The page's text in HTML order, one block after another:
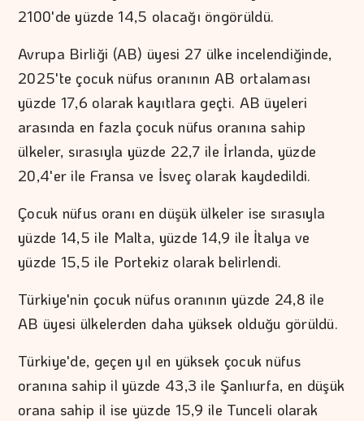
2100'de yüzde 14,5 olacağı öngörüldü.
Avrupa Birliği (AB) üyesi 27 ülke incelendiğinde,
2025'te çocuk nüfus oranının AB ortalaması
yüzde 17,6 olarak kayıtlara geçti. AB üyeleri
arasında en fazla çocuk nüfus oranına sahip
ülkeler, sırasıyla yüzde 22,7 ile İrlanda, yüzde
20,4'er ile Fransa ve İsveç olarak kaydedildi.
Çocuk nüfus oranı en düşük ülkeler ise sırasıyla
yüzde 14,5 ile Malta, yüzde 14,9 ile İtalya ve
yüzde 15,5 ile Portekiz olarak belirlendi.
Türkiye'nin çocuk nüfus oranının yüzde 24,8 ile
AB üyesi ülkelerden daha yüksek olduğu görüldü.
Türkiye'de, geçen yıl en yüksek çocuk nüfus
oranına sahip il yüzde 43,3 ile Şanlıurfa, en düşük
orana sahip il ise yüzde 15,9 ile Tunceli olarak